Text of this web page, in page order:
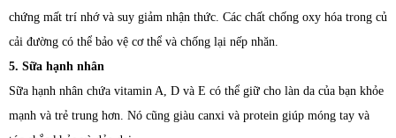
chứng mất trí nhớ và suy giảm nhận thức. Các chất chống oxy hóa trong củ
cải đường có thể bảo vệ cơ thể và chống lại nếp nhăn.
5. Sữa hạnh nhân
Sữa hạnh nhân chứa vitamin A, D và E có thể giữ cho làn da của bạn khỏe
mạnh và trẻ trung hơn. Nó cũng giàu canxi và protein giúp móng tay và